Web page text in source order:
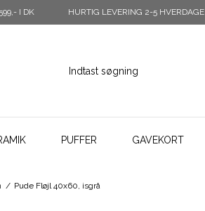
I DK HURTIG LEVERING 2-5 HVERDAGE
PUFFER GAVEKORT
/ Pude Fløjl 40x60, isgrå